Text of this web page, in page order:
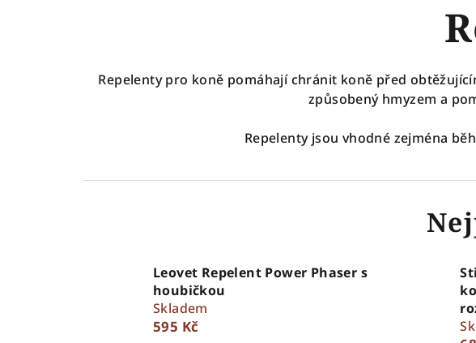
Repelenty pro koně pomáhají chránit koně před
způsobený hmyzem a
Repelenty jsou vhodné zejména
Leovet Repelent Power Phaser s
houbičkou
Skladem
595 Kč